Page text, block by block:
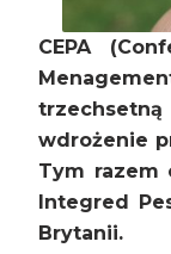
CEPA
wdrożenie
Tym razem
Integred
Brytanii.